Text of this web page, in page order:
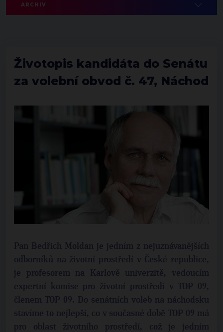
ARCHIV
Životopis kandidáta do Senátu
za volební obvod č. 47, Náchod
Pan Bedřich Moldan je jedním z nejuznávanějších
odborníků na životní prostředí v České republice,
je profesorem na Karlově univerzitě, vedoucím
expertní komise pro životní prostředí v TOP 09,
členem TOP 09. Do senátních voleb na náchodsku
stavíme to nejlepší, co v současné době TOP 09 má
pro oblast životního prostředí, což je jedním